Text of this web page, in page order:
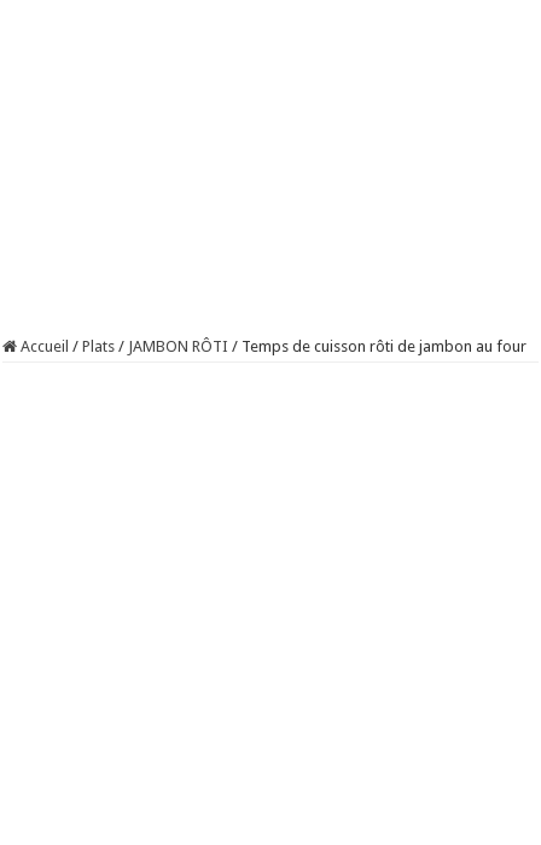
Accueil / Plats / JAMBON RÔTI / Temps de cuisson rôti de jambon au four